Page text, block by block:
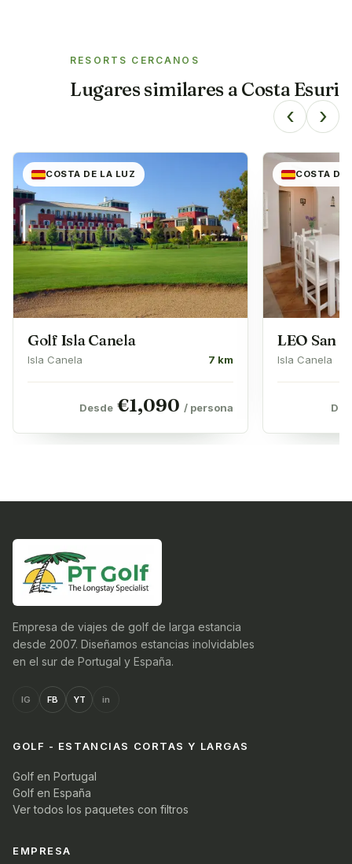
RESORTS CERCANOS
Lugares similares a Costa Esuri
‹ ›
COSTA DE LA LUZ
Golf Isla Canela
Isla Canela 7 km
Desde €1,090 / persona
COSTA DE
LEO San
Isla Canela
Empresa de viajes de golf de larga estancia
desde 2007. Diseñamos estancias inolvidables
en el sur de Portugal y España.
IG FB YT in
GOLF - ESTANCIAS CORTAS Y LARGAS
Golf en Portugal
Golf en España
Ver todos los paquetes con filtros
EMPRESA